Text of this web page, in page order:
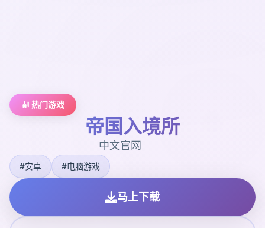
🎻 热门游戏
帝国入境所
中文官网
#安卓 #电脑游戏
马上下载